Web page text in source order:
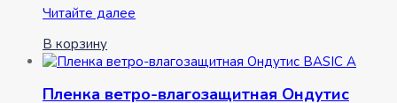
Пленка
пароизоляционная
Ондутис
Читайте далее
В корзину
Пленка ветро-влагозащитная Ондутис